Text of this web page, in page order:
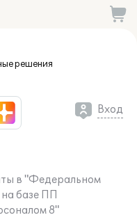
решения
Вход
в "Федеральном
базе ПП
8"